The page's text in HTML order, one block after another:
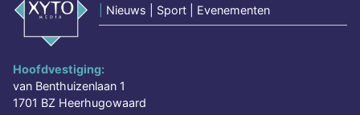
Nieuws | Sport | Evenementen
Hoofdvestiging:
van Benthuizenlaan 1
1701 BZ Heerhugowaard